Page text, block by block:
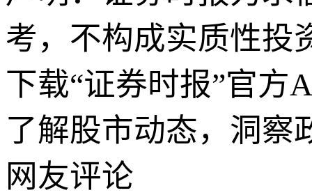
考，不构成实质性投
下载“证券时报”官方
了解股市动态，洞察
网友评论